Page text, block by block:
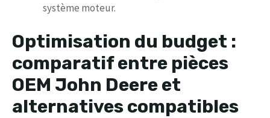
système moteur.
Optimisation du budget :
comparatif entre pièces
OEM John Deere et
alternatives compatibles